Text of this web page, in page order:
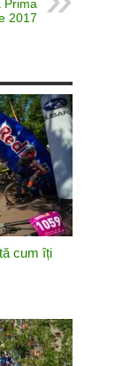
Prima
2017
cum îți